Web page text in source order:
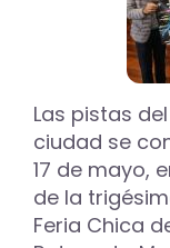
Las pistas
ciudad se
17 de mayo,
de la
Feria Chica